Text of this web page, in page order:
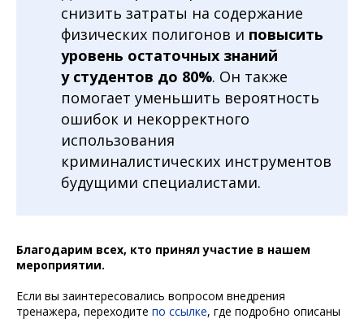
снизить затраты на содержание
физических полигонов и повысить
уровень остаточных знаний
у студентов до 80%. Он также
помогает уменьшить вероятность
ошибок и некорректного
использования
криминалистических инструментов
будущими специалистами.
Благодарим всех, кто принял участие в нашем
мероприятии.
Если вы заинтересовались вопросом внедрения
тренажера, переходите по ссылке, где подробно описаны